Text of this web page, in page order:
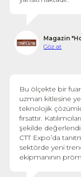
Magazin
Göz at
Bu ölçekte bir
uzman kitlesine
teknolojik
fırsattır.
şekilde
CTT Expo’da
sektörde yeni
ekipmanının